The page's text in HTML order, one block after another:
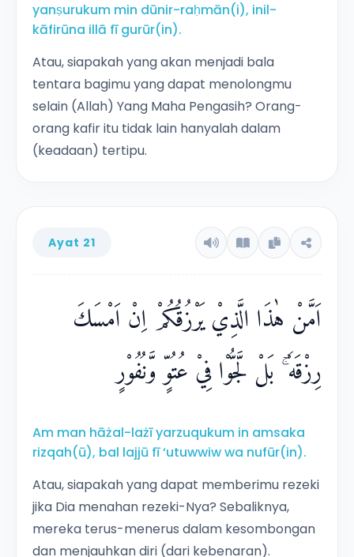
yanṣurukum min dūnir-raḥmān(i), inil-
kāfirūna illā fī gurūr(in).
Atau, siapakah yang akan menjadi bala
tentara bagimu yang dapat menolongmu
selain (Allah) Yang Maha Pengasih? Orang-
orang kafir itu tidak lain hanyalah dalam
(keadaan) tertipu.
Ayat 21
اَمَّنْ هٰذَا الَّذِيْ يَرْزُقُكُمْ اِنْ اَمْسَكَ
رِزْقَهٗ ۚ بَلْ لَّجُّوْا فِيْ عُتُوٍّ وَّنُفُوْرٍ
Am man hāżal-lażī yarzuqukum in amsaka
rizqah(ū), bal lajjū fī ‘utuwwiw wa nufūr(in).
Atau, siapakah yang dapat memberimu rezeki
jika Dia menahan rezeki-Nya? Sebaliknya,
mereka terus-menerus dalam kesombongan
dan menjauhkan diri (dari kebenaran).